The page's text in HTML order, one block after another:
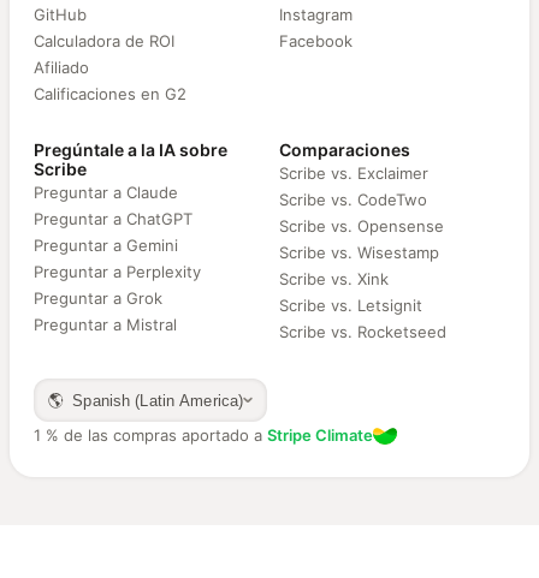
GitHub
Calculadora de ROI
Afiliado
Calificaciones en G2
Instagram
Facebook
Pregúntale a la IA sobre
Scribe
Preguntar a Claude
Preguntar a ChatGPT
Preguntar a Gemini
Preguntar a Perplexity
Preguntar a Grok
Preguntar a Mistral
Comparaciones
Scribe vs. Exclaimer
Scribe vs. CodeTwo
Scribe vs. Opensense
Scribe vs. Wisestamp
Scribe vs. Xink
Scribe vs. Letsignit
Scribe vs. Rocketseed
🌎 Spanish (Latin America)
1 % de las compras aportado a Stripe Climate